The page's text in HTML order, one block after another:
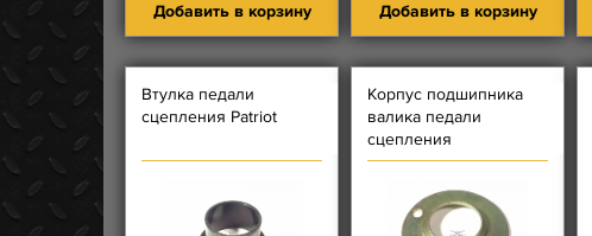
Добавить в корзину Добавить в корзину
Втулка педали
сцепления Patriot
Корпус подшипника
валика педали
сцепления
(шарнирного)